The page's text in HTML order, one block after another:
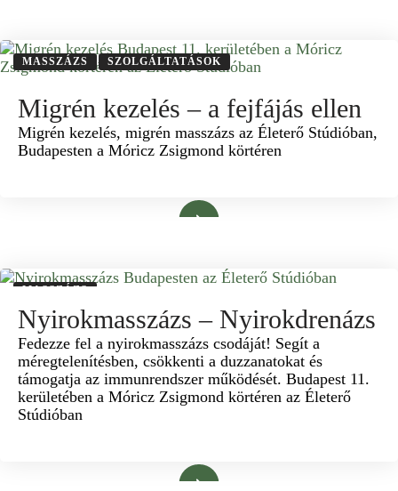
MASSZÁZS SZOLGÁLTATÁSOK
Migrén kezelés – a fejfájás ellen
Migrén kezelés, migrén masszázs az Életerő Stúdióban,
Budapesten a Móricz Zsigmond körtéren
MASSZÁZS
Nyirokmasszázs – Nyirokdrenázs
Fedezze fel a nyirokmasszázs csodáját! Segít a
méregtelenítésben, csökkenti a duzzanatokat és
támogatja az immunrendszer működését. Budapest 11.
kerületében a Móricz Zsigmond körtéren az Életerő
Stúdióban